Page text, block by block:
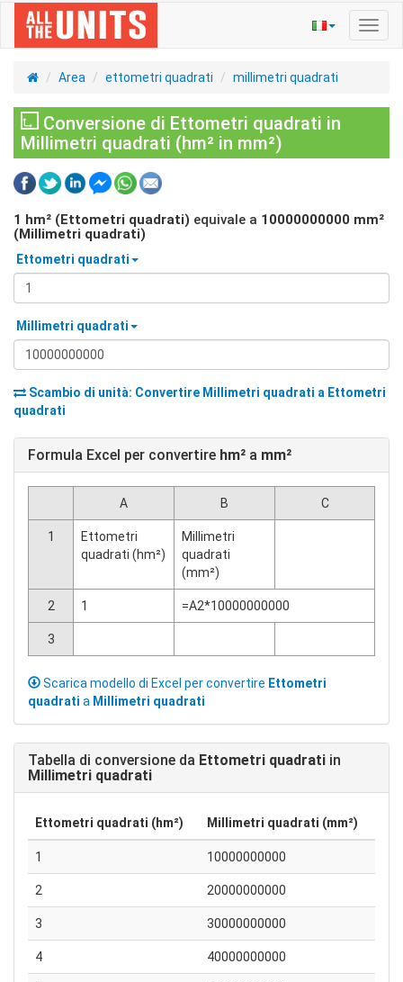
Area ettometri quadrati millimetri quadrati
Conversione di Ettometri quadrati in
Millimetri quadrati (hm² in mm²)
1 hm² (Ettometri quadrati) equivale a 10000000000 mm²
(Millimetri quadrati)
Ettometri quadrati
Millimetri quadrati
Scambio di unità: Convertire Millimetri quadrati a Ettometri
quadrati
Formula Excel per convertire hm² a mm²
A B C
1
Ettometri
quadrati (hm²)
Millimetri
quadrati
(mm²)
2 1 =A2*10000000000
3
Scarica modello di Excel per convertire Ettometri
quadrati a Millimetri quadrati
Tabella di conversione da Ettometri quadrati in
Millimetri quadrati
Ettometri quadrati (hm²) Millimetri quadrati (mm²)
1 10000000000
2 20000000000
3 30000000000
4 40000000000